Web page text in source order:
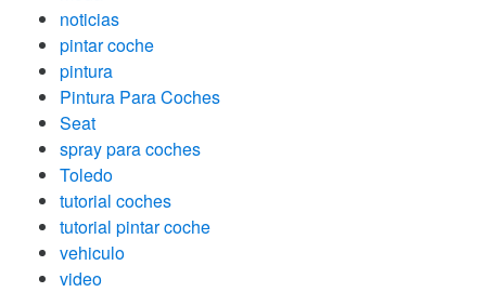
noticias
pintar coche
pintura
Pintura Para Coches
Seat
spray para coches
Toledo
tutorial coches
tutorial pintar coche
vehiculo
video